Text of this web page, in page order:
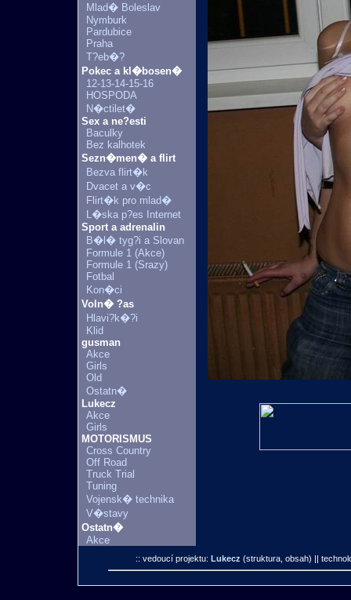
Mlad� Boleslav
Nymburk
Pardubice
Praha
T?eb�?
Pokec a kl�bosen�
12-13-14-15-16
HOSPODA
N�ctilet�
Sex a ne?esti
Baculky
Bez kalhotek
Sezn�men� a flirt
Bezva flirt�k
Dvacet a v�c
Flirt�k pro mlad�
L�ska p?es Internet
Sport a adrenalin
B�l� tyg?i a Slovan
Formule 1 (Akce)
Formule 1 (Srazy)
Fotbal
Kon�ci
Voln� ?as
Hlavi?k�?i
Klid
gusman
Akce
Girls
Old
Ostatn�
Lukecz
Akce
Girls
MOTORISMUS
Cross Country
Off Road
Truck Trial
Tuning
Vojensk� technika
V�stavy
Ostatn�
Akce
:: vedoucí projektu: Lukecz (struktura, obsah) ||